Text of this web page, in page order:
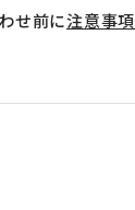
せ前に注意事項